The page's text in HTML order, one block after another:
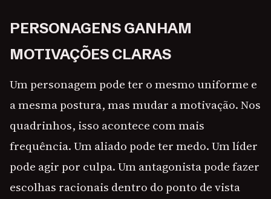
PERSONAGENS GANHAM
MOTIVAÇÕES CLARAS
Um personagem pode ter o mesmo uniforme e
a mesma postura, mas mudar a motivação. Nos
quadrinhos, isso acontece com mais
frequência. Um aliado pode ter medo. Um líder
pode agir por culpa. Um antagonista pode fazer
escolhas racionais dentro do ponto de vista